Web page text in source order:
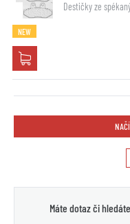
Destičky ze
NEW
Máte dotaz či